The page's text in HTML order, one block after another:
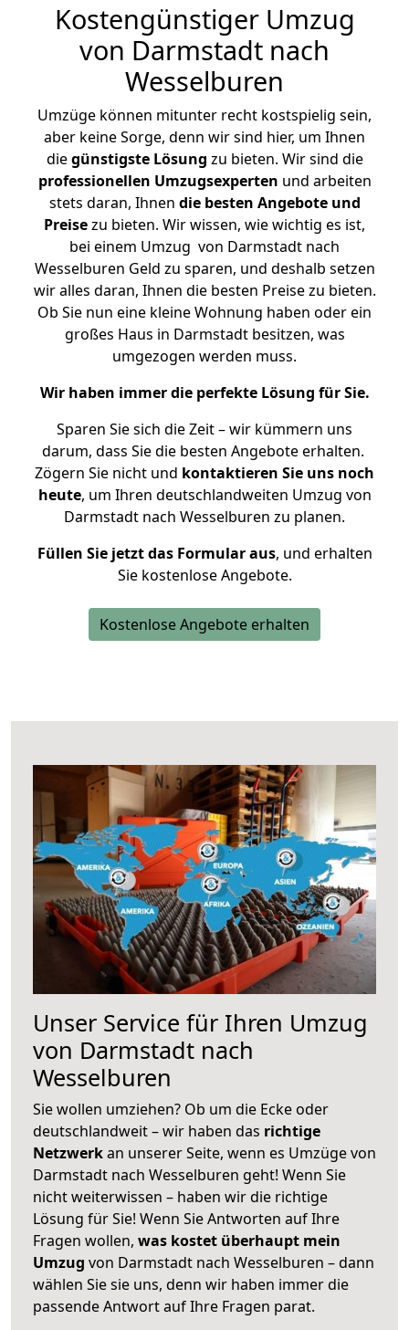
Kostengünstiger Umzug
von Darmstadt nach
Wesselburen
Umzüge können mitunter recht kostspielig sein,
aber keine Sorge, denn wir sind hier, um Ihnen
diegünstigste Lösung zu bieten. Wir sind die
professionellen Umzugsexperten und arbeiten
stets daran, Ihnen die besten Angebote und
Preisezu bieten. Wir wissen, wie wichtig es ist,
bei einem Umzug von Darmstadt nach
Wesselburen Geld zu sparen, und deshalb setzen
wir alles daran, Ihnen die besten Preise zu bieten.
Ob Sie nun eine kleine Wohnung haben oder ein
großes Haus in Darmstadt besitzen, was
umgezogen werden muss.
Wir haben immer die perfekte Lösung für Sie.
Sparen Sie sich die Zeit – wir kümmern uns
darum, dass Sie die besten Angebote erhalten.
Zögern Sie nicht und kontaktieren Sie uns noch
heute, um Ihren deutschlandweiten Umzug von
Darmstadt nach Wesselburen zu planen.
Füllen Sie jetzt das Formular aus, und erhalten
Sie kostenlose Angebote.
Kostenlose Angebote erhalten
Unser Service für Ihren Umzug
von Darmstadt nach
Wesselburen
Sie wollen umziehen? Ob um die Ecke oder
deutschlandweit – wir haben das richtige
Netzwerkan unserer Seite, wenn es Umzüge von
Darmstadt nach Wesselburen geht! Wenn Sie
nicht weiterwissen – haben wir die richtige
Lösung für Sie! Wenn Sie Antworten auf Ihre
Fragen wollen, was kostet überhaupt mein
Umzug von Darmstadt nach Wesselburen – dann
wählen Sie sie uns, denn wir haben immer die
passende Antwort auf Ihre Fragen parat.